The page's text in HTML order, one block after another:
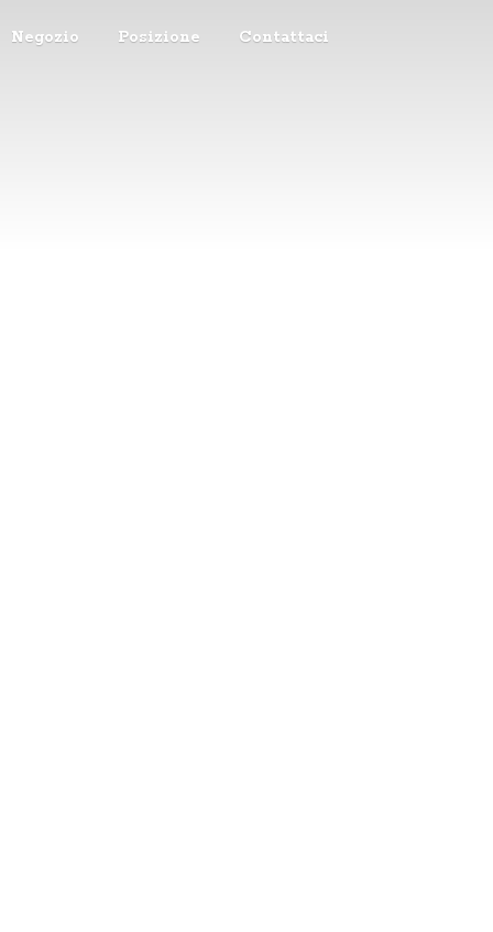
Negozio Posizione Contattaci